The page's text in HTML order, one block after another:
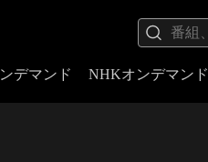
デマンド NHKオンデマンド